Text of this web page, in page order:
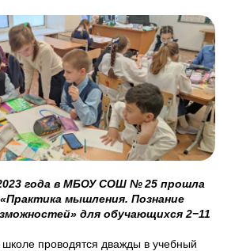
года в МБОУ СОШ № 25 прошла
мышления. Познание
для обучающихся 2−11
проводятся дважды в учебный